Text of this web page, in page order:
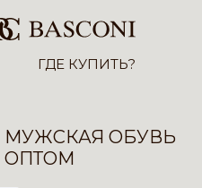
ГДЕ КУПИТЬ?
МУЖСКАЯ ОБУВЬ
ОПТОМ